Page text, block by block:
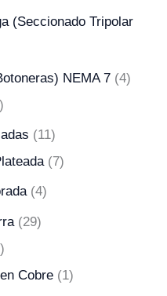
(Seccionado Tripolar
NEMA 7 4
11
7
4
29
Cobre
1